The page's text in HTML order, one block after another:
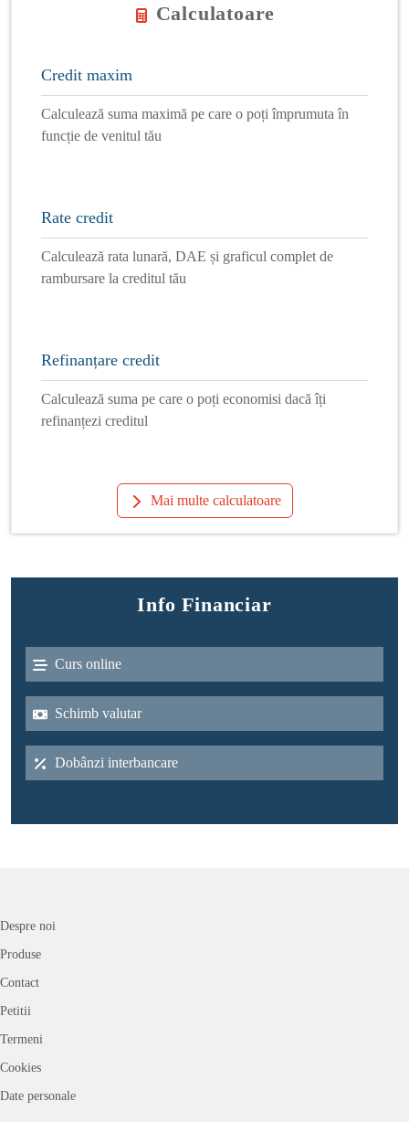
Calculatoare
Credit maxim
Calculează suma maximă pe care o poți împrumuta în
funcție de venitul tău
Rate credit
Calculează rata lunară, DAE și graficul complet de
rambursare la creditul tău
Refinanțare credit
Calculează suma pe care o poți economisi dacă îți
refinanțezi creditul
Mai multe calculatoare
Info Financiar
Curs online
Schimb valutar
Dobânzi interbancare
Despre noi
Produse
Contact
Petitii
Termeni
Cookies
Date personale